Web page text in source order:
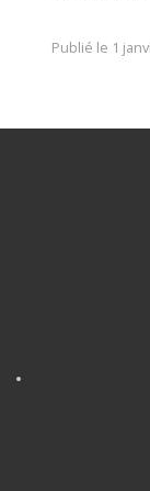
Publié le 1